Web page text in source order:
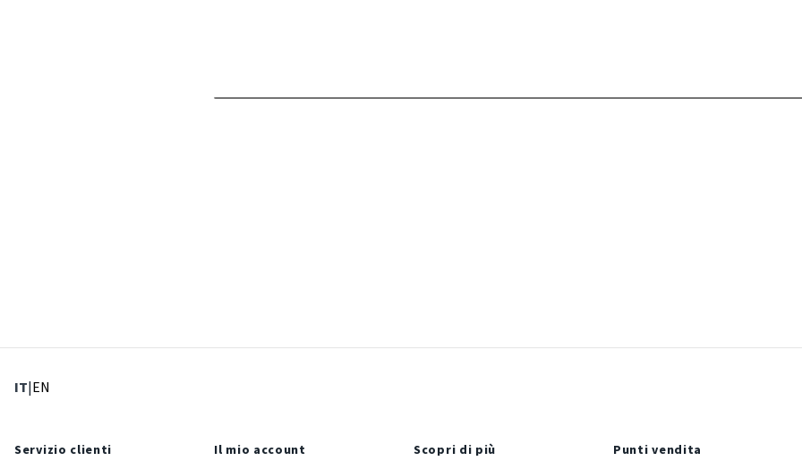
IT: Lingua corrente
|EN
Servizio clienti
Il mio account
Scopri di più
Punti vendita